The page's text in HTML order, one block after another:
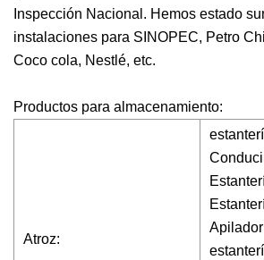
Inspección Nacional. Hemos estado
instalaciones para SINOPEC, Petro
Coco cola, Nestlé, etc.
Productos para almacenamiento:
Atroz: